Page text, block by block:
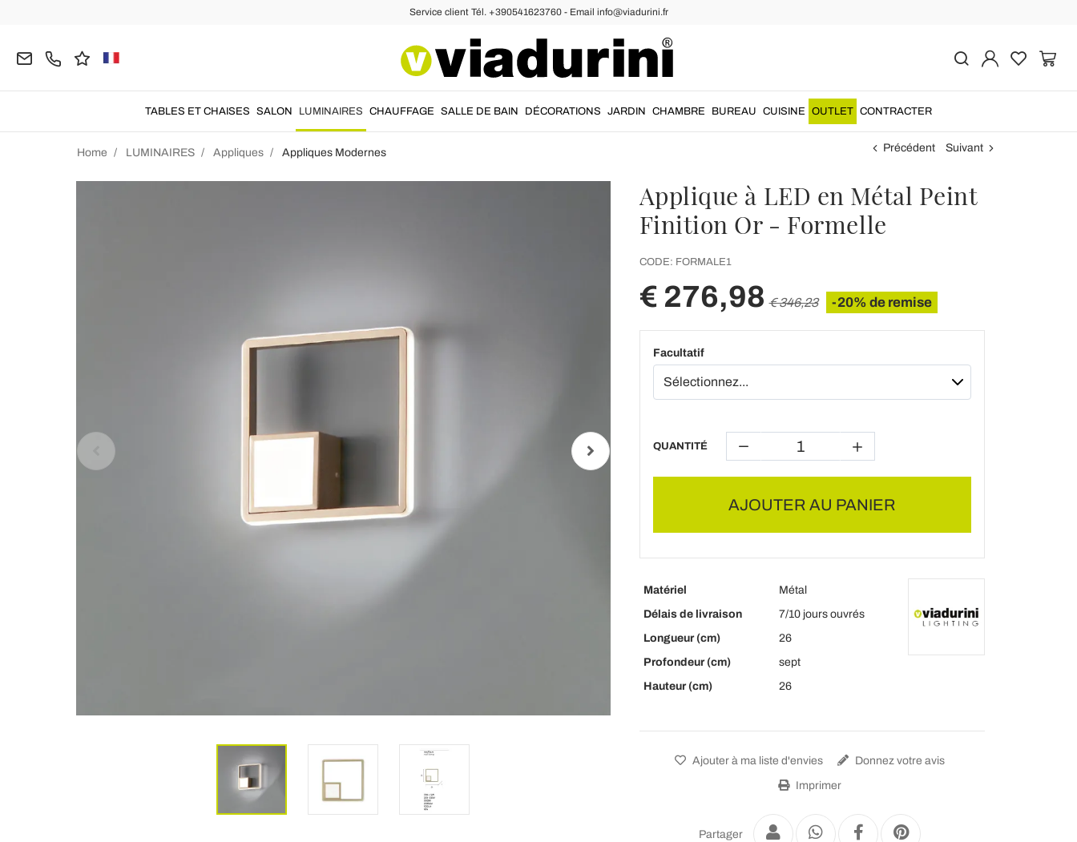
Service client Tél. +390541623760 - Email info@viadurini.fr
TABLES ET CHAISES SALON LUMINAIRES CHAUFFAGE SALLE DE BAIN DÉCORATIONS JARDIN CHAMBRE BUREAU CUISINE OUTLET CONTRACTER
Home LUMINAIRES Appliques Appliques Modernes Précédent Suivant
Applique à LED en Métal Peint
Finition Or - Formelle
CODE: FORMALE1
€ 276,98 € 346,23 -20% de remise
Facultatif
QUANTITÉ
AJOUTER AU PANIER
Matériel
Métal
Délais de livraison
7/10 jours ouvrés
Longueur (cm)
26
Profondeur (cm)
sept
Hauteur (cm)
26
Ajouter à ma liste d'envies Donnez votre avis
Imprimer
Partager